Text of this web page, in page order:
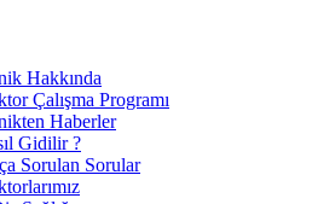
Hakkında
Çalışma Programı
Haberler
Gidilir ?
Sorulan Sorular